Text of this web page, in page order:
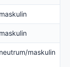
maskulin
maskulin
neutrum/maskulin